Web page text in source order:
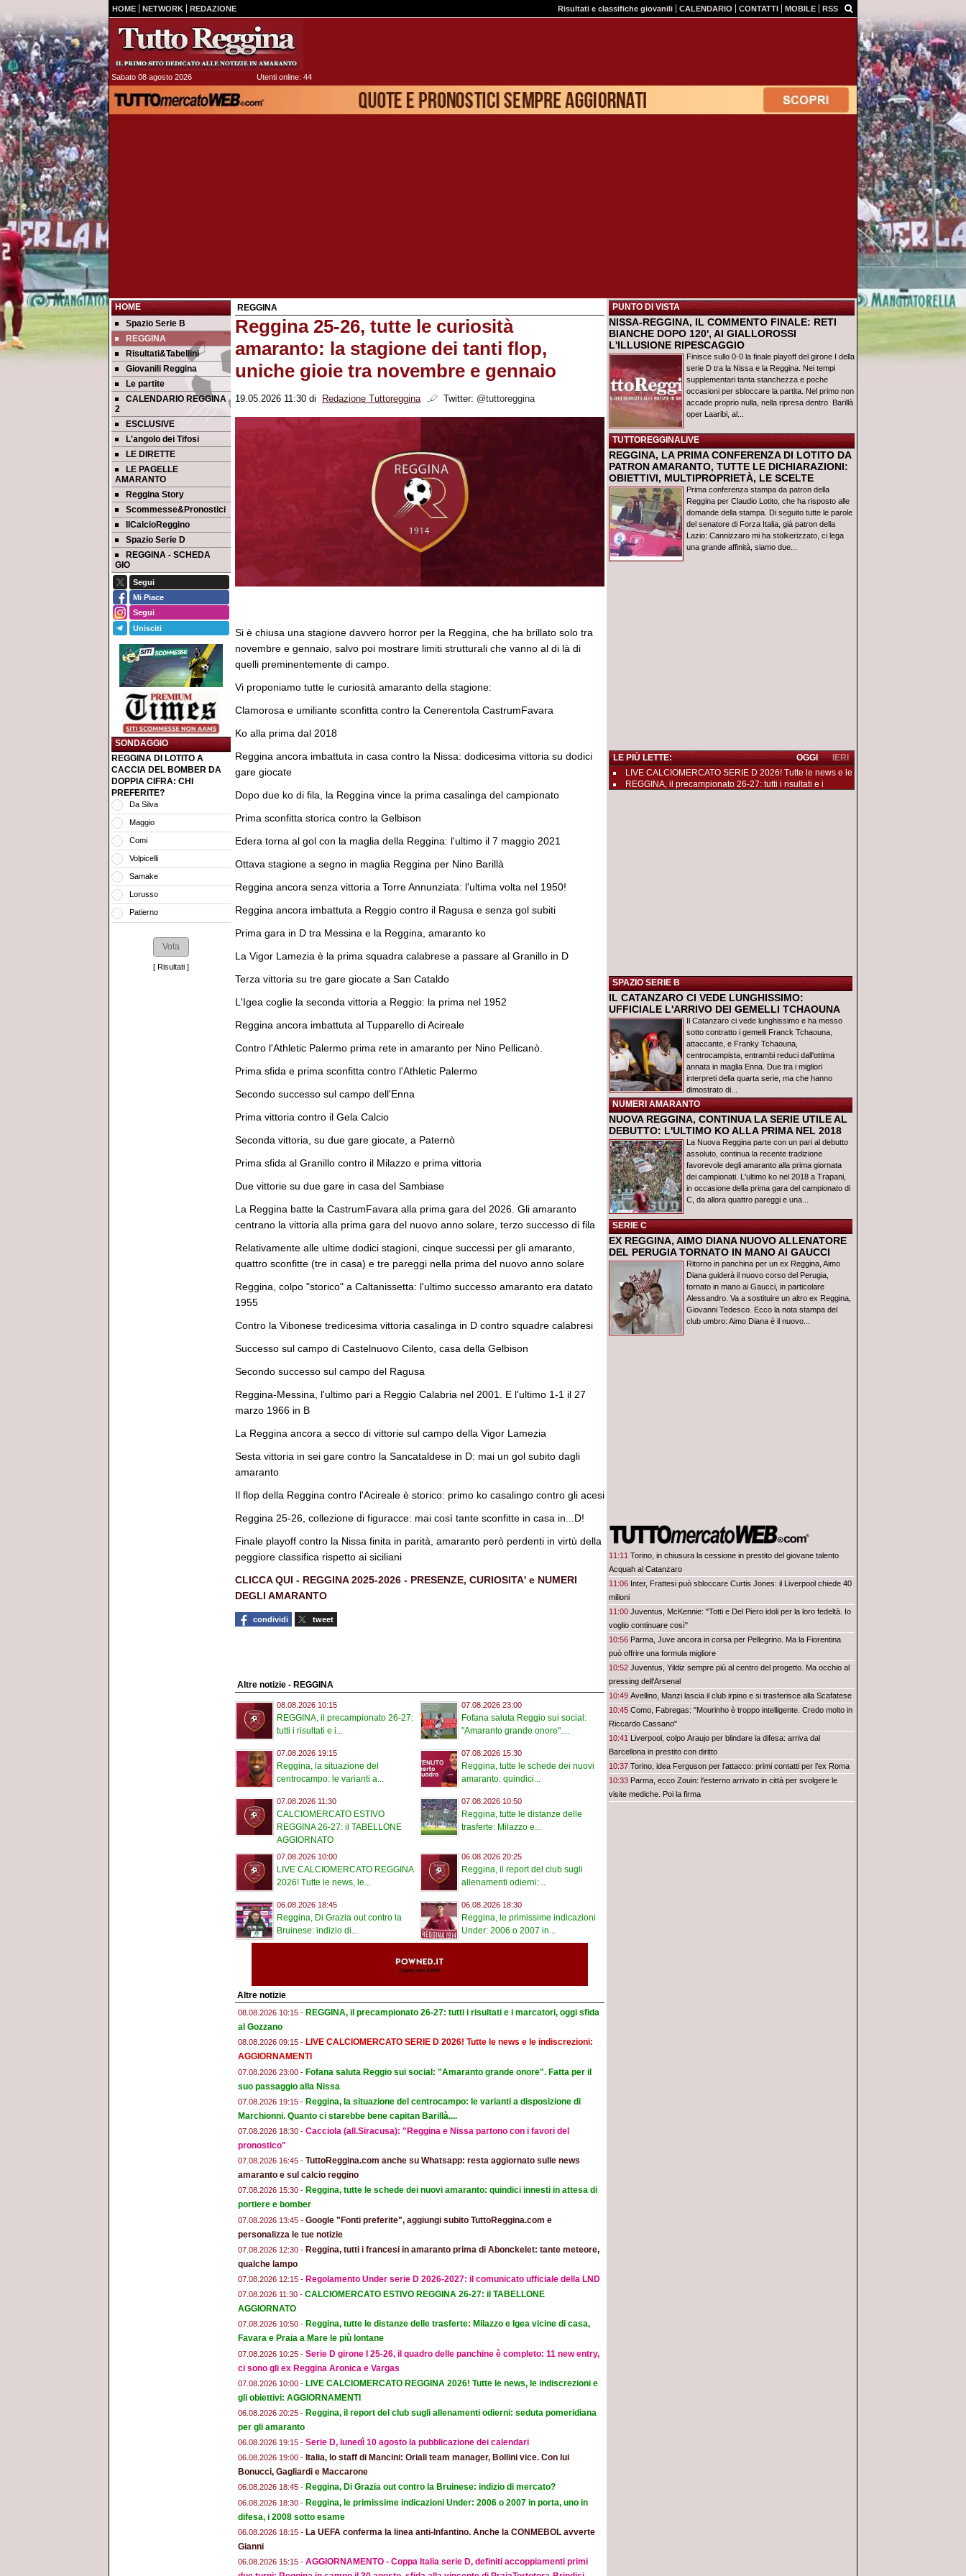
HOME NETWORK REDAZIONE Risultati e classifiche giovanili CALENDARIO CONTATTI MOBILE RSS
Sabato 08 agosto 2026 Utenti online: 44
HOME
Spazio Serie B
REGGINA
Risultati&Tabellini
Giovanili Reggina
Le partite
CALENDARIO REGGINA
2
ESCLUSIVE
L'angolo dei Tifosi
LE DIRETTE
LE PAGELLE
AMARANTO
Reggina Story
Scommesse&Pronostici
IlCalcioReggino
Spazio Serie D
REGGINA - SCHEDA
GIO
Segui
Mi Piace
Segui
Unisciti
SONDAGGIO
REGGINA DI LOTITO A
CACCIA DEL BOMBER DA
DOPPIA CIFRA: CHI
PREFERITE?
Da Silva
Maggio
Comi
Volpicelli
Samake
Lorusso
Patierno
[ Risultati ]
REGGINA
Reggina 25-26, tutte le curiosità
amaranto: la stagione dei tanti flop,
uniche gioie tra novembre e gennaio
19.05.2026 11:30 di Redazione Tuttoreggina Twitter: @tuttoreggina
Si è chiusa una stagione davvero horror per la Reggina, che ha brillato solo tra
novembre e gennaio, salvo poi mostrare limiti strutturali che vanno al di là di
quelli preminentemente di campo.
Vi proponiamo tutte le curiosità amaranto della stagione:
Clamorosa e umiliante sconfitta contro la Cenerentola CastrumFavara
Ko alla prima dal 2018
Reggina ancora imbattuta in casa contro la Nissa: dodicesima vittoria su dodici
gare giocate
Dopo due ko di fila, la Reggina vince la prima casalinga del campionato
Prima sconfitta storica contro la Gelbison
Edera torna al gol con la maglia della Reggina: l'ultimo il 7 maggio 2021
Ottava stagione a segno in maglia Reggina per Nino Barillà
Reggina ancora senza vittoria a Torre Annunziata: l'ultima volta nel 1950!
Reggina ancora imbattuta a Reggio contro il Ragusa e senza gol subiti
Prima gara in D tra Messina e la Reggina, amaranto ko
La Vigor Lamezia è la prima squadra calabrese a passare al Granillo in D
Terza vittoria su tre gare giocate a San Cataldo
L'Igea coglie la seconda vittoria a Reggio: la prima nel 1952
Reggina ancora imbattuta al Tupparello di Acireale
Contro l'Athletic Palermo prima rete in amaranto per Nino Pellicanò.
Prima sfida e prima sconfitta contro l'Athletic Palermo
Secondo successo sul campo dell'Enna
Prima vittoria contro il Gela Calcio
Seconda vittoria, su due gare giocate, a Paternò
Prima sfida al Granillo contro il Milazzo e prima vittoria
Due vittorie su due gare in casa del Sambiase
La Reggina batte la CastrumFavara alla prima gara del 2026. Gli amaranto
centrano la vittoria alla prima gara del nuovo anno solare, terzo successo di fila
Relativamente alle ultime dodici stagioni, cinque successi per gli amaranto,
quattro sconfitte (tre in casa) e tre pareggi nella prima del nuovo anno solare
Reggina, colpo "storico" a Caltanissetta: l'ultimo successo amaranto era datato
1955
Contro la Vibonese tredicesima vittoria casalinga in D contro squadre calabresi
Successo sul campo di Castelnuovo Cilento, casa della Gelbison
Secondo successo sul campo del Ragusa
Reggina-Messina, l'ultimo pari a Reggio Calabria nel 2001. E l'ultimo 1-1 il 27
marzo 1966 in B
La Reggina ancora a secco di vittorie sul campo della Vigor Lamezia
Sesta vittoria in sei gare contro la Sancataldese in D: mai un gol subito dagli
amaranto
Il flop della Reggina contro l'Acireale è storico: primo ko casalingo contro gli acesi
Reggina 25-26, collezione di figuracce: mai così tante sconfitte in casa in...D!
Finale playoff contro la Nissa finita in parità, amaranto però perdenti in virtù della
peggiore classifica rispetto ai siciliani
CLICCA QUI - REGGINA 2025-2026 - PRESENZE, CURIOSITA' e NUMERI
DEGLI AMARANTO
condividi tweet
Altre notizie - REGGINA
08.08.2026 10:15
REGGINA, il precampionato 26-27:
tutti i risultati e i...
07.08.2026 23:00
Fofana saluta Reggio sui social:
"Amaranto grande onore"....
07.08.2026 19:15
Reggina, la situazione del
centrocampo: le varianti a...
07.08.2026 15:30
Reggina, tutte le schede dei nuovi
amaranto: quindici...
07.08.2026 11:30
CALCIOMERCATO ESTIVO
REGGINA 26-27: il TABELLONE
AGGIORNATO
07.08.2026 10:50
Reggina, tutte le distanze delle
trasferte: Milazzo e...
07.08.2026 10:00
LIVE CALCIOMERCATO REGGINA
2026! Tutte le news, le...
06.08.2026 20:25
Reggina, il report del club sugli
allenamenti odierni:...
06.08.2026 18:45
Reggina, Di Grazia out contro la
Bruinese: indizio di...
06.08.2026 18:30
Reggina, le primissime indicazioni
Under: 2006 o 2007 in...
Altre notizie
08.08.2026 10:15 - REGGINA, il precampionato 26-27: tutti i risultati e i marcatori, oggi sfida
al Gozzano
08.08.2026 09:15 - LIVE CALCIOMERCATO SERIE D 2026! Tutte le news e le indiscrezioni:
AGGIORNAMENTI
07.08.2026 23:00 - Fofana saluta Reggio sui social: "Amaranto grande onore". Fatta per il
suo passaggio alla Nissa
07.08.2026 19:15 - Reggina, la situazione del centrocampo: le varianti a disposizione di
Marchionni. Quanto ci starebbe bene capitan Barillà....
07.08.2026 18:30 - Cacciola (all.Siracusa): "Reggina e Nissa partono con i favori del
pronostico"
07.08.2026 16:45 - TuttoReggina.com anche su Whatsapp: resta aggiornato sulle news
amaranto e sul calcio reggino
07.08.2026 15:30 - Reggina, tutte le schede dei nuovi amaranto: quindici innesti in attesa di
portiere e bomber
07.08.2026 13:45 - Google "Fonti preferite", aggiungi subito TuttoReggina.com e
personalizza le tue notizie
07.08.2026 12:30 - Reggina, tutti i francesi in amaranto prima di Abonckelet: tante meteore,
qualche lampo
07.08.2026 12:15 - Regolamento Under serie D 2026-2027: il comunicato ufficiale della LND
07.08.2026 11:30 - CALCIOMERCATO ESTIVO REGGINA 26-27: il TABELLONE
AGGIORNATO
07.08.2026 10:50 - Reggina, tutte le distanze delle trasferte: Milazzo e Igea vicine di casa,
Favara e Praia a Mare le più lontane
07.08.2026 10:25 - Serie D girone I 25-26, il quadro delle panchine è completo: 11 new entry,
ci sono gli ex Reggina Aronica e Vargas
07.08.2026 10:00 - LIVE CALCIOMERCATO REGGINA 2026! Tutte le news, le indiscrezioni e
gli obiettivi: AGGIORNAMENTI
06.08.2026 20:25 - Reggina, il report del club sugli allenamenti odierni: seduta pomeridiana
per gli amaranto
06.08.2026 19:15 - Serie D, lunedì 10 agosto la pubblicazione dei calendari
06.08.2026 19:00 - Italia, lo staff di Mancini: Oriali team manager, Bollini vice. Con lui
Bonucci, Gagliardi e Maccarone
06.08.2026 18:45 - Reggina, Di Grazia out contro la Bruinese: indizio di mercato?
06.08.2026 18:30 - Reggina, le primissime indicazioni Under: 2006 o 2007 in porta, uno in
difesa, i 2008 sotto esame
06.08.2026 18:15 - La UEFA conferma la linea anti-Infantino. Anche la CONMEBOL avverte
Gianni
06.08.2026 15:15 - AGGIORNAMENTO - Coppa Italia serie D, definiti accoppiamenti primi
PUNTO DI VISTA
NISSA-REGGINA, IL COMMENTO FINALE: RETI
BIANCHE DOPO 120', AI GIALLOROSSI
L'ILLUSIONE RIPESCAGGIO
Finisce sullo 0-0 la finale playoff del girone I della
serie D tra la Nissa e la Reggina. Nei tempi
supplementari tanta stanchezza e poche
occasioni per sbloccare la partita. Nel primo non
accade proprio nulla, nella ripresa dentro Barillà
oper Laaribi, al...
TUTTOREGGINALIVE
REGGINA, LA PRIMA CONFERENZA DI LOTITO DA
PATRON AMARANTO, TUTTE LE DICHIARAZIONI:
OBIETTIVI, MULTIPROPRIETÀ, LE SCELTE
Prima conferenza stampa da patron della
Reggina per Claudio Lotito, che ha risposto alle
domande della stampa. Di seguito tutte le parole
del senatore di Forza Italia, già patron della
Lazio: Cannizzaro mi ha stolkerizzato, ci lega
una grande affinità, siamo due...
LE PIÙ LETTE: IERI
OGGI
LIVE CALCIOMERCATO SERIE D 2026! Tutte le news e le
REGGINA, il precampionato 26-27: tutti i risultati e i
SPAZIO SERIE B
IL CATANZARO CI VEDE LUNGHISSIMO:
UFFICIALE L'ARRIVO DEI GEMELLI TCHAOUNA
Il Catanzaro ci vede lunghissimo e ha messo
sotto contratto i gemelli Franck Tchaouna,
attaccante, e Franky Tchaouna,
centrocampista, entrambi reduci dall'ottima
annata in maglia Enna. Due tra i migliori
interpreti della quarta serie, ma che hanno
dimostrato di...
NUMERI AMARANTO
NUOVA REGGINA, CONTINUA LA SERIE UTILE AL
DEBUTTO: L'ULTIMO KO ALLA PRIMA NEL 2018
La Nuova Reggina parte con un pari al debutto
assoluto, continua la recente tradizione
favorevole degli amaranto alla prima giornata
dei campionati. L'ultimo ko nel 2018 a Trapani,
in occasione della prima gara del campionato di
C, da allora quattro pareggi e una...
SERIE C
EX REGGINA, AIMO DIANA NUOVO ALLENATORE
DEL PERUGIA TORNATO IN MANO AI GAUCCI
Ritorno in panchina per un ex Reggina, Aimo
Diana guiderà il nuovo corso del Perugia,
tornato in mano ai Gaucci, in particolare
Alessandro. Va a sostituire un altro ex Reggina,
Giovanni Tedesco. Ecco la nota stampa del
club umbro: Aimo Diana è il nuovo...
11:11 Torino, in chiusura la cessione in prestito del giovane talento
Acquah al Catanzaro
11:06 Inter, Frattesi può sbloccare Curtis Jones: il Liverpool chiede 40
milioni
11:00 Juventus, McKennie: "Totti e Del Piero idoli per la loro fedeltà. Io
voglio continuare così"
10:56 Parma, Juve ancora in corsa per Pellegrino. Ma la Fiorentina
può offrire una formula migliore
10:52 Juventus, Yildiz sempre più al centro del progetto. Ma occhio al
pressing dell'Arsenal
10:49 Avellino, Manzi lascia il club irpino e si trasferisce alla Scafatese
10:45 Como, Fabregas: "Mourinho è troppo intelligente. Credo molto in
Riccardo Cassano"
10:41 Liverpool, colpo Araujo per blindare la difesa: arriva dal
Barcellona in prestito con diritto
10:37 Torino, idea Ferguson per l’attacco: primi contatti per l’ex Roma
10:33 Parma, ecco Zouin: l'esterno arrivato in città per svolgere le
visite mediche. Poi la firma